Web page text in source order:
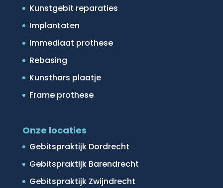
Kunstgebit reparaties
Implantaten
Immediaat prothese
Rebasing
Kunsthars plaatje
Frame prothese
Onze locaties
Gebitspraktijk Dordrecht
Gebitspraktijk Barendrecht
Gebitspraktijk Zwijndrecht